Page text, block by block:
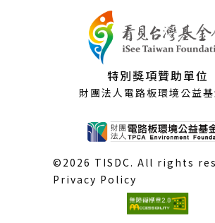
特別獎項贊助單位
財團法人電路板環境公益
©2026 TISDC. All rights
Privacy Policy
(外
部